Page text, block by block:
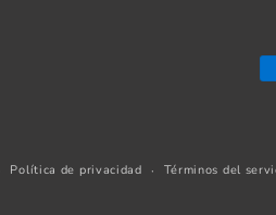
Política de privacidad Términos del